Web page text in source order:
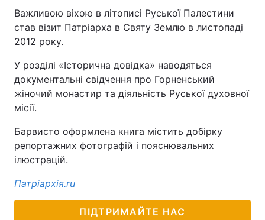
Важливою віхою в літописі Руської Палестини
став візит Патріарха в Святу Землю в листопаді
2012 року.
У розділі «Історична довідка» наводяться
документальні свідчення про Горненський
жіночий монастир та діяльність Руської духовної
місії.
Барвисто оформлена книга містить добірку
репортажних фотографій і пояснювальних
ілюстрацій.
Патріархія.ru
ПІДТРИМАЙТЕ НАС